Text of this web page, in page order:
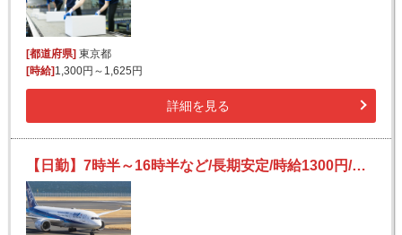
[都道府県]東京都
[時給]1,300円～1,625円
詳細を見る
【日勤】7時半～16時半など/長期安定/時給1300円/駅チカで通勤ラクラク/輸入雑貨の仕分け作業